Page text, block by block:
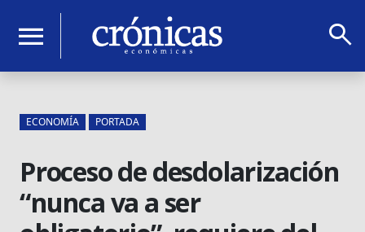
menu search
ECONOMÍA PORTADA
Proceso de desdolarización
“nunca va a ser